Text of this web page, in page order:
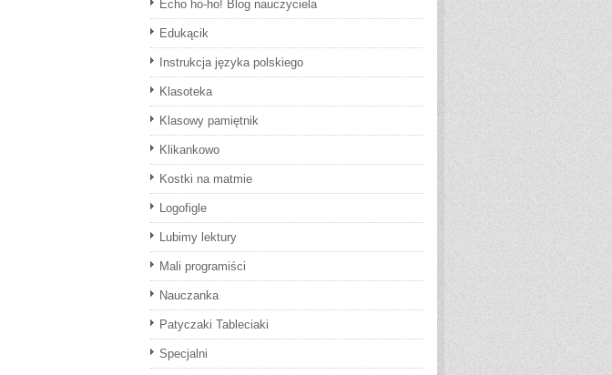
Echo ho-ho! Blog nauczyciela
Edukącik
Instrukcja języka polskiego
Klasoteka
Klasowy pamiętnik
Klikankowo
Kostki na matmie
Logofigle
Lubimy lektury
Mali programiści
Nauczanka
Patyczaki Tableciaki
Specjalni